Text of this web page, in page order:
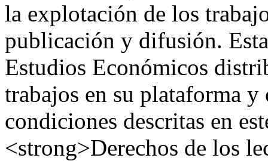
la explotación de los
publicación y difusión.
Estudios Económicos
trabajos en su plataforma
condiciones descritas en
<strong>Derechos de los